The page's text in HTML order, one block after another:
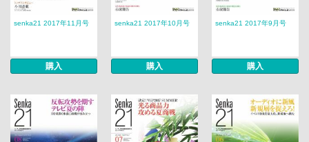
senka21 2017年11月号
購入
senka21 2017年10月号
購入
senka21 2017年9月号
購入